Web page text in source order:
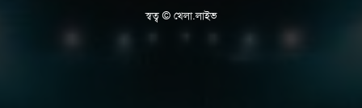
স্বত্ব © খেলা.লাইভ